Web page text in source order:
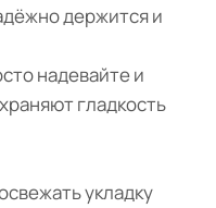
держится и
надевайте и
гладкость
укладку